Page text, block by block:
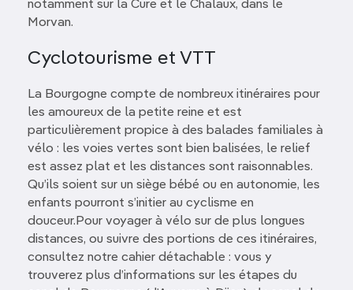
notamment sur la Cure et le Chalaux, dans le
Morvan.
Cyclotourisme et VTT
La Bourgogne compte de nombreux itinéraires pour
les amoureux de la petite reine et est
particulièrement propice à des balades familiales à
vélo : les voies vertes sont bien balisées, le relief
est assez plat et les distances sont raisonnables.
Qu’ils soient sur un siège bébé ou en autonomie, les
enfants pourront s’initier au cyclisme en
douceur.Pour voyager à vélo sur de plus longues
distances, ou suivre des portions de ces itinéraires,
consultez notre cahier détachable : vous y
trouverez plus d’informations sur les étapes du